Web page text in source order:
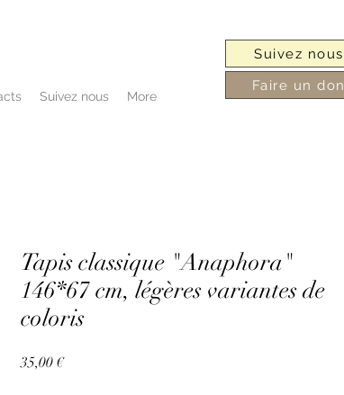
Suivez nous More
Suivez nous
Faire un don
Tapis classique "Anaphora"
146*67 cm, légères variantes de
coloris
35,00 €Prix